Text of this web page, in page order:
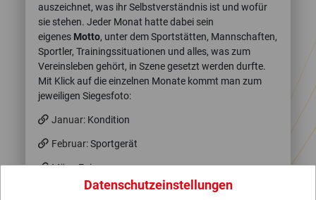
Datenschutzeinstellungen
auszeichnet, was ihr Selbstverständnis ist und wofür
sie stehen. Jeder Monat hatte dabei sein
eigenes Motto, unter dem Sportstätten, Mannschaften,
Sportler, Trainingssituationen und alles, was zum
Vereinsleben gehört, in Szene gesetzt werden durfte.
Mit Klick auf die einzelnen Monate kommt man zum
jeweiligen Siegesfoto:
Januar: Kondition
Februar: Sportgerät
März: Fairness
: Nachwuchs